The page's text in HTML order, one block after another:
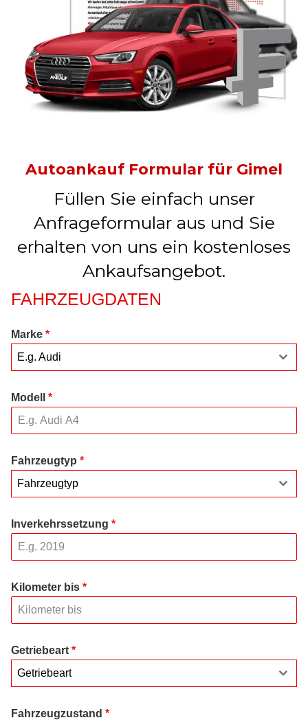
Autoankauf Formular für Gimel
Füllen Sie einfach unser
Anfrageformular aus und Sie
erhalten von uns ein kostenloses
Ankaufsangebot.
FAHRZEUGDATEN
Marke *
E.g. Audi
Modell *
Fahrzeugtyp *
Fahrzeugtyp
Inverkehrssetzung *
Kilometer bis *
Getriebeart *
Getriebeart
Fahrzeugzustand *